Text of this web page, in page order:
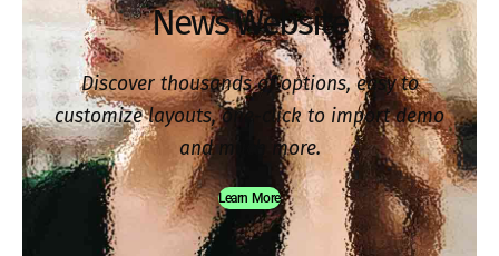
News Website
Discover thousands of options, easy to
customize layouts, one-click to import demo
and much more.
Learn More